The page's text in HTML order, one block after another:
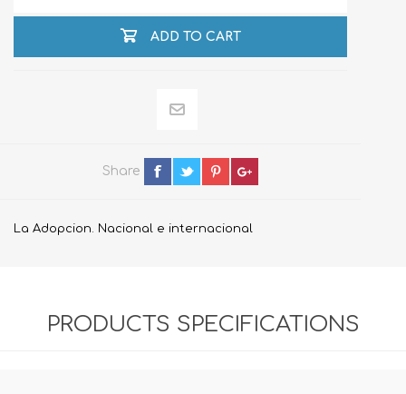
ADD TO CART
Share
La Adopcion. Nacional e internacional
PRODUCTS SPECIFICATIONS